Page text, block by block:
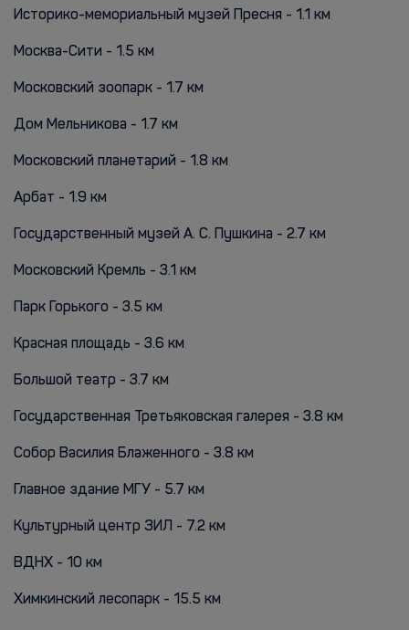
Историко-мемориальный музей Пресня - 1.1 км
Москва-Сити - 1.5 км
Московский зоопарк - 1.7 км
Дом Мельникова - 1.7 км
Московский планетарий - 1.8 км
Арбат - 1.9 км
Государственный музей А. С. Пушкина - 2.7 км
Московский Кремль - 3.1 км
Парк Горького - 3.5 км
Красная площадь - 3.6 км
Большой театр - 3.7 км
Государственная Третьяковская галерея - 3.8 км
Собор Василия Блаженного - 3.8 км
Главное здание МГУ - 5.7 км
Культурный центр ЗИЛ - 7.2 км
ВДНХ - 10 км
Химкинский лесопарк - 15.5 км